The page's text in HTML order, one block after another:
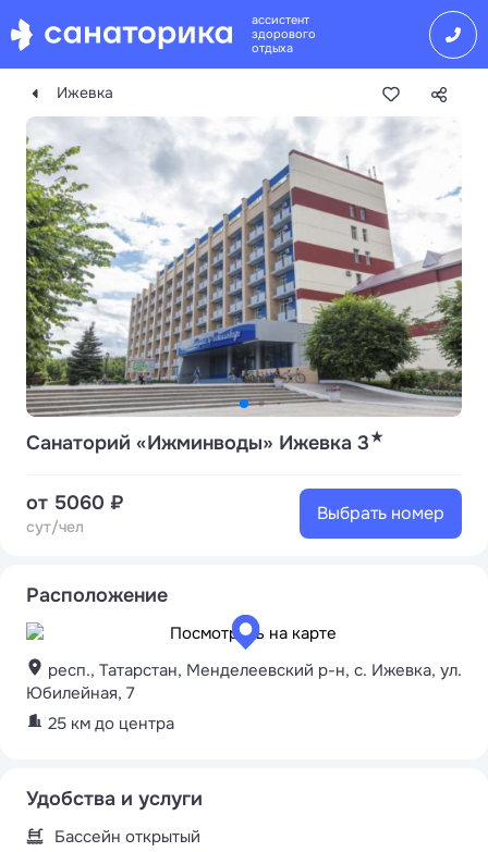
ассистент
здорового
отдыха
Ижевка
Санаторий «Ижминводы» Ижевка 3★
Расположение
респ., Татарстан, Менделеевский р-н, с. Ижевка, ул.
Юбилейная, 7
25 км до центра
от 5060 ₽
сут/чел
Выбрать номер
Удобства и услуги
Бассейн открытый